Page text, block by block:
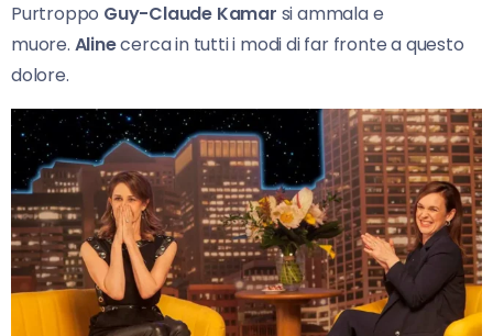
Purtroppo Guy-Claude Kamar si ammala e
muore. Alinecerca in tutti i modi di far fronte a questo
dolore.